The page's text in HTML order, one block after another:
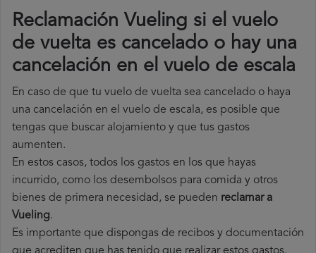
Reclamación Vueling si el vuelo
de vuelta es cancelado o hay una
cancelación en el vuelo de escala
En caso de que tu vuelo de vuelta sea cancelado o haya
una cancelación en el vuelo de escala, es posible que
tengas que buscar alojamiento y que tus gastos
aumenten.
En estos casos, todos los gastos en los que hayas
incurrido, como los desembolsos para comida y otros
bienes de primera necesidad, se pueden reclamar a
Vueling.
Es importante que dispongas de recibos y documentación